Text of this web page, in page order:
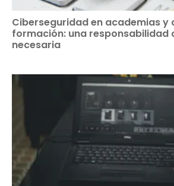
Ciberseguridad en academias y
formación: una responsabilidad
necesaria